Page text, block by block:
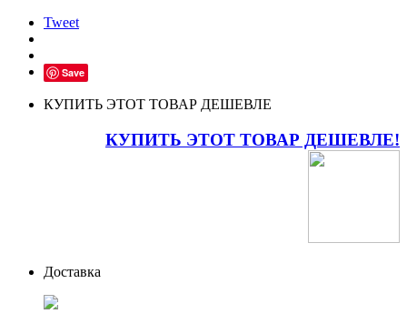
Tweet
Save
КУПИТЬ ЭТОТ ТОВАР ДЕШЕВЛЕ
КУПИТЬ ЭТОТ ТОВАР ДЕШЕВЛЕ!
Доставка